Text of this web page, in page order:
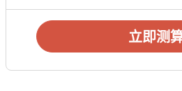
立即测